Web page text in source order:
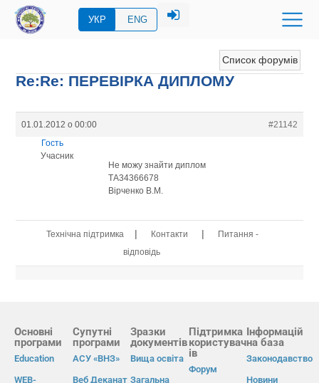
УКР ENG
Список форумів
Re:Re: ПЕРЕВIРКА ДИПЛОМУ
01.01.2012 о 00:00
#21142
Гость
Учасник
Не можу знайти диплом
ТА34366678
Вірченко В.М.
Технічна підтримка | Контакти |
Питання -
відповідь
Основні
програми
Education
WEB-
Супутні
програми
АСУ «ВНЗ»
Веб Деканат
Зразки
документів
Вища освіта
Загальна
Підтримка
користувач
ів
Форум
Інформацій
на база
Законодавство
Новини